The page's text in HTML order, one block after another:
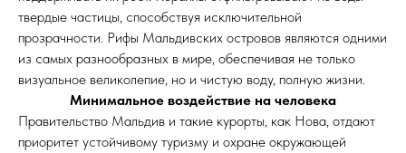
твердые частицы, способствуя исключительной
прозрачности. Рифы Мальдивских островов являются одними
из самых разнообразных в мире, обеспечивая не только
визуальное великолепие, но и чистую воду, полную жизни.
Минимальное воздействие на человека
Правительство Мальдив и такие курорты, как Нова, отдают
приоритет устойчивому туризму и охране окружающей